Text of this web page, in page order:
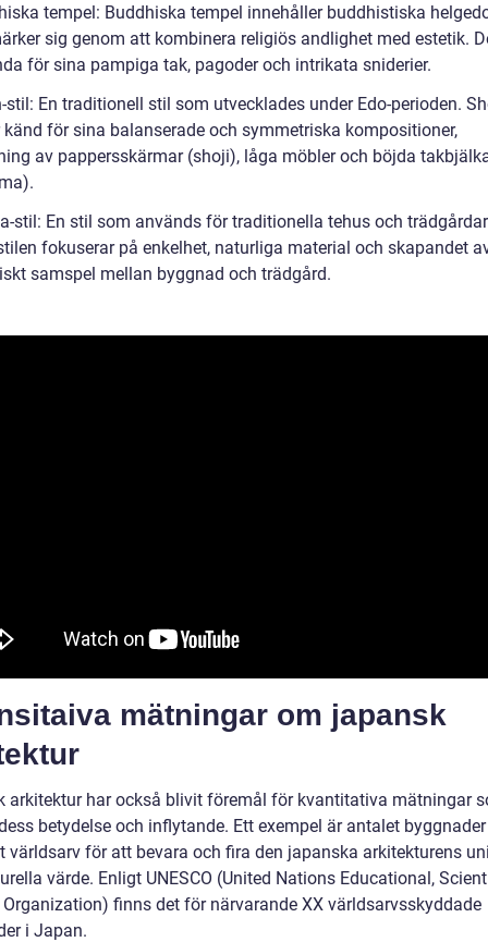
tempel: Buddhiska tempel innehåller buddhistiska
sig genom att kombinera religiös andlighet med estetik.
för sina pampiga tak, pagoder och intrikata sniderier.
stil: En traditionell stil som utvecklades under Edo-perioden.
för sina balanserade och symmetriska kompositioner,
av pappersskärmar (shoji), låga möbler och böjda
stil: En stil som används för traditionella tehus och
fokuserar på enkelhet, naturliga material och skapandet
samspel mellan byggnad och trädgård.
mätningar om japansk
arkitektur har också blivit föremål för kvantitativa mätningar
betydelse och inflytande. Ett exempel är antalet
världsarv för att bevara och fira den japanska arkitekturens
värde. Enligt UNESCO (United Nations Educational,
finns det för närvarande XX världsarvsskyddade
i Japan.